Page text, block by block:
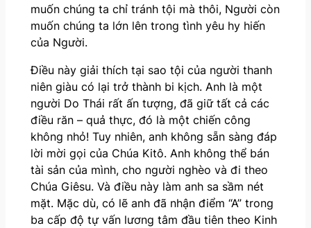
muốn chúng ta chỉ tránh tội mà thôi, Người còn
muốn chúng ta lớn lên trong tình yêu hy hiến
của Người.
Điều này giải thích tại sao tội của người thanh
niên giàu có lại trở thành bi kịch. Anh là một
người Do Thái rất ấn tượng, đã giữ tất cả các
điều răn – quả thực, đó là một chiến công
không nhỏ! Tuy nhiên, anh không sẵn sàng đáp
lời mời gọi của Chúa Kitô. Anh không thể bán
tài sản của mình, cho người nghèo và đi theo
Chúa Giêsu. Và điều này làm anh sa sầm nét
mặt. Mặc dù, có lẽ anh đã nhận điểm “A” trong
ba cấp độ tự vấn lương tâm đầu tiên theo Kinh